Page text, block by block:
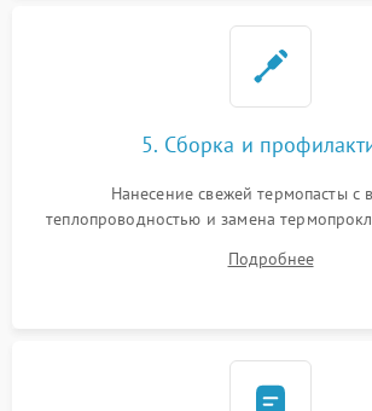
5. Сборка и
Нанесение свежей термопасты с
теплопроводностью и замена
шлейфов, модулей памяти и накопителей.
Подробнее